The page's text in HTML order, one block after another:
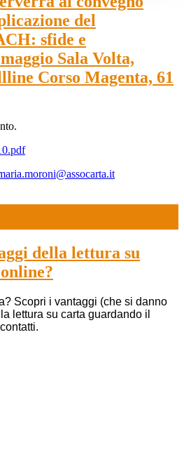
del
sfide e
Sala Volta,
Corso Magenta, 61
della let­tura su
Scopri i vantaggi (che si danno
lettura su carta guardando il